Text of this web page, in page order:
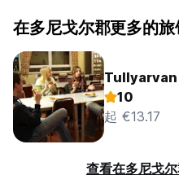
在多尼戈尔郡更多的
10
起 €13.17
查看在多尼戈